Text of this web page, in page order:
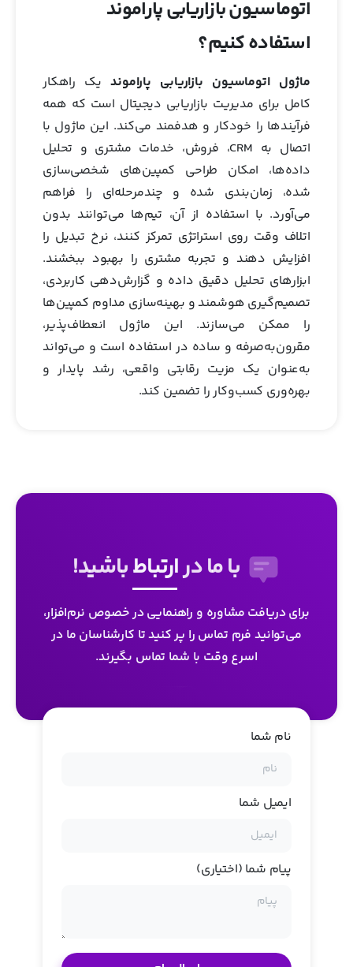
اتوماسیون بازاریابی پاراموند
استفاده کنیم؟
ماژول اتوماسیون بازاریابی پاراموندیک راهکار
کامل برای مدیریت بازاریابی دیجیتال است که همه
فرآیندها را خودکار و هدفمند می‌کند. این ماژول با
اتصال به CRM، فروش، خدمات مشتری و تحلیل
داده‌ها، امکان طراحی کمپین‌های شخصی‌سازی‌
شده، زمان‌بندی‌ شده و چندمرحله‌ای را فراهم
می‌آورد. با استفاده از آن، تیم‌ها می‌توانند بدون
اتلاف وقت روی استراتژی تمرکز کنند، نرخ تبدیل را
افزایش دهند و تجربه مشتری را بهبود ببخشند.
ابزارهای تحلیل دقیق داده و گزارش‌دهی کاربردی،
تصمیم‌گیری هوشمند و بهینه‌سازی مداوم کمپین‌ها
را ممکن می‌سازند. این ماژول انعطاف‌پذیر،
مقرون‌به‌صرفه و ساده در استفاده است و می‌تواند
به‌عنوان یک مزیت رقابتی واقعی، رشد پایدار و
بهره‌وری کسب‌وکار را تضمین کند.
با ما درارتباطباشید!
برای دریافت مشاوره و راهنمایی در خصوص نرم‌افزار،
می‌توانید فرم تماس را پر کنید تا کارشناسان ما در
اسرع وقت با شما تماس بگیرند.
نام شما
ایمیل شما
پیام شما (اختیاری)